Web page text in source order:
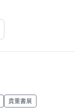
貴重書展